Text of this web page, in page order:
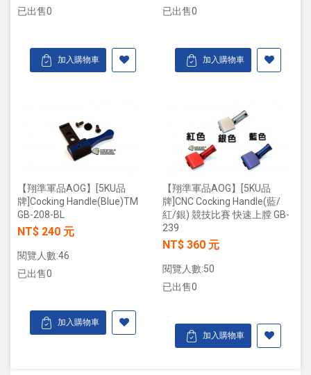
已出售0
加入購物車
已出售0
加入購物車
【翔準軍品AOG】[5KU品
牌]Cocking Handle(Blue)TM
GB-208-BL
NT$ 240 元
閱覽人數:46
已出售0
加入購物車
【翔準軍品AOG】[5KU品
牌]CNC Cocking Handle(藍/
紅/銀) 競技比賽 快速上膛 GB-
239
NT$ 360 元
閱覽人數:50
已出售0
加入購物車